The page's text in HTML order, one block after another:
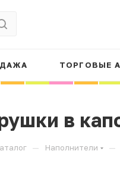
ТОРГОВЫЕ
в
— Наполнители —